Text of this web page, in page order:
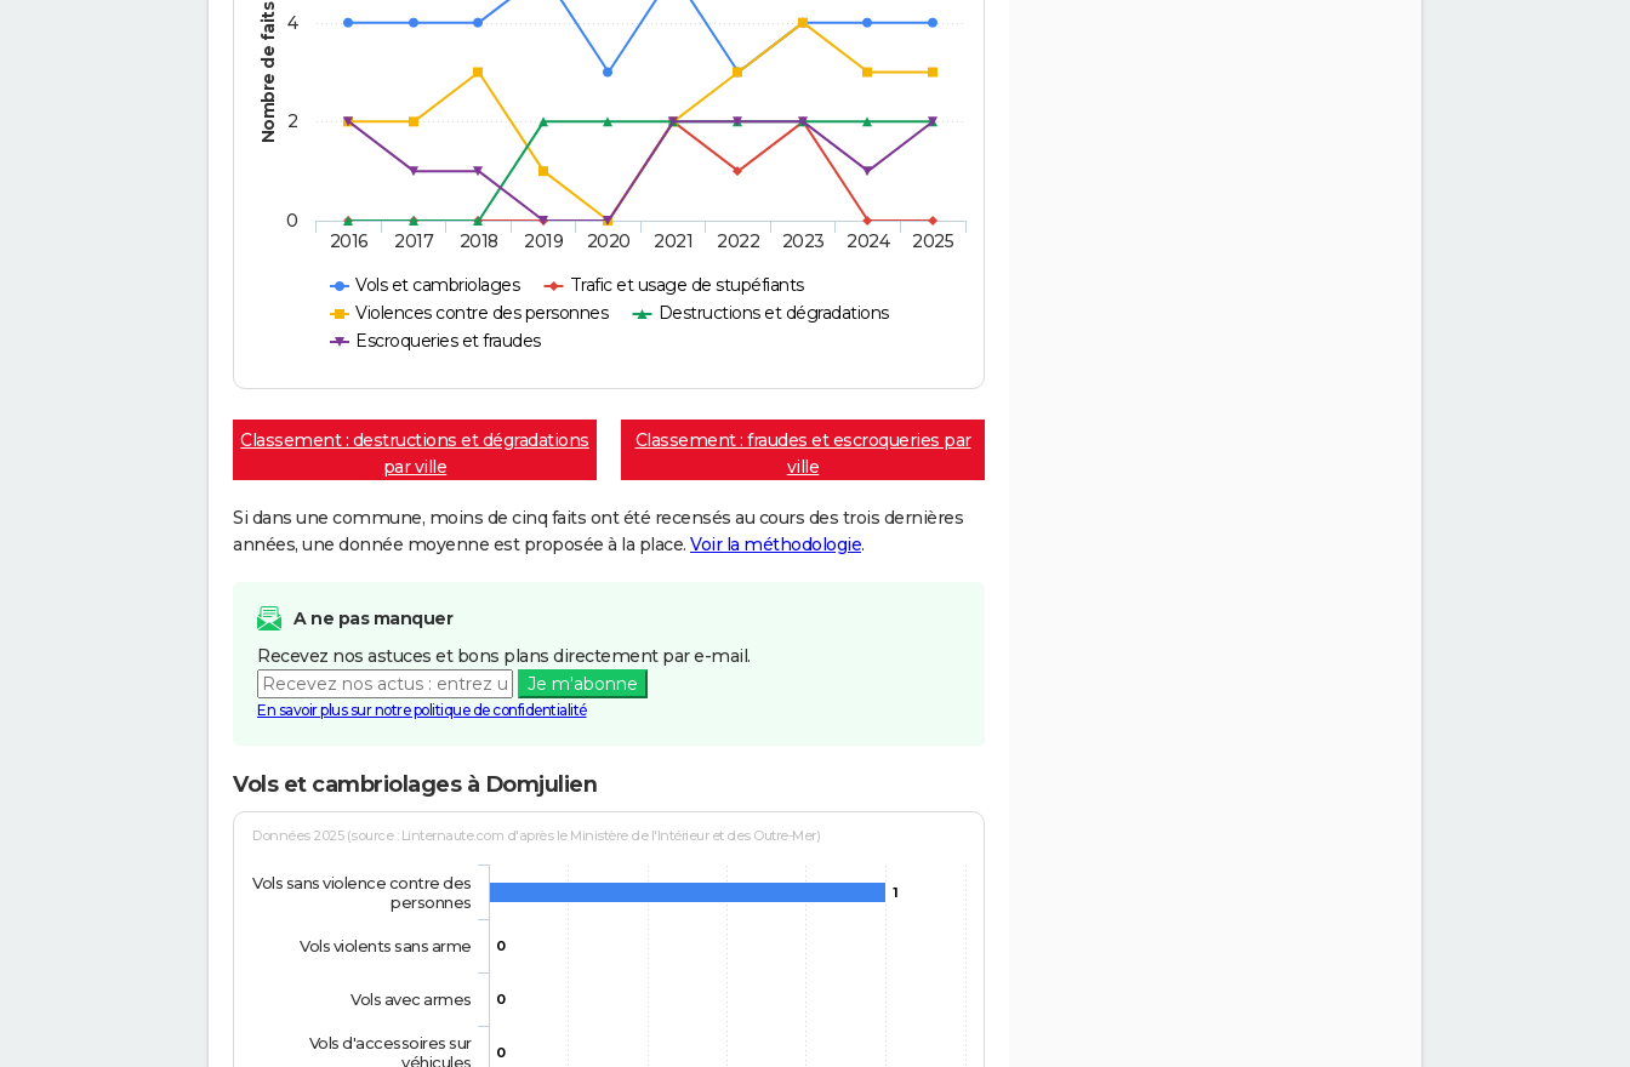
Nombre de faits
Vols et cambriolages
Trafic et usage de stupéfiants
Violences contre des personnes
Destructions et dégradations
Escroqueries et fraudes
2016 2017 2018 2019 2020 2021 2022 2023 2024 2025
0
2
4
Classement : destructions et dégradations
par ville
Classement : fraudes et escroqueries par
ville
Si dans une commune, moins de cinq faits ont été recensés au cours des trois dernières
années, une donnée moyenne est proposée à la place. Voir la méthodologie.
A ne pas manquer
Recevez nos astuces et bons plans directement par e-mail.
Je m'abonne
En savoir plus sur notre politique de confidentialité
Vols et cambriolages à Domjulien
Données 2025 (source : Linternaute.com d'après le Ministère de l'Intérieur et des Outre-Mer)
1
0
0
0
Vols sans violence contre des
personnes
Vols violents sans arme
Vols avec armes
Vols d'accessoires sur
véhicules